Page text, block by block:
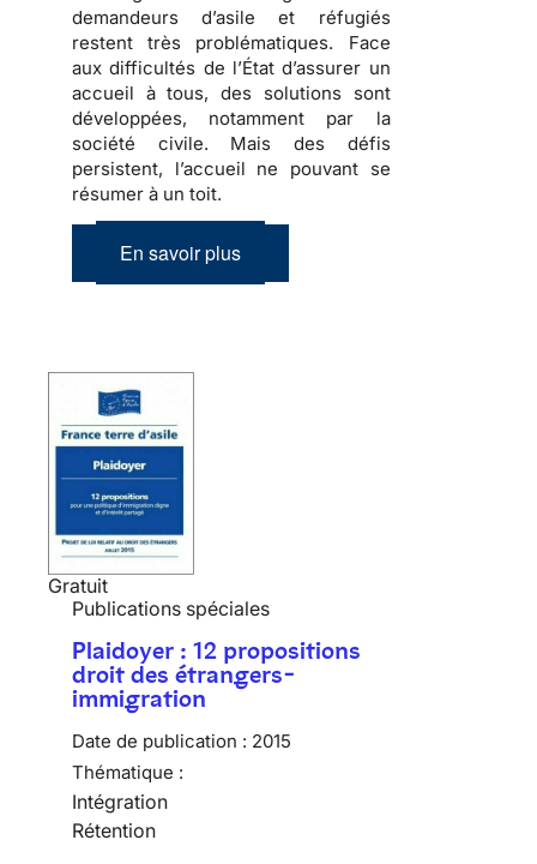
demandeurs d’asile et réfugiés
restent très problématiques. Face
aux difficultés de l’État d’assurer un
accueil à tous, des solutions sont
développées, notamment par la
société civile. Mais des défis
persistent, l’accueil ne pouvant se
résumer à un toit.
En savoir plus
Gratuit
Publications spéciales
Plaidoyer : 12 propositions
droit des étrangers-
immigration
Date de publication : 2015
Thématique :
Intégration
Rétention